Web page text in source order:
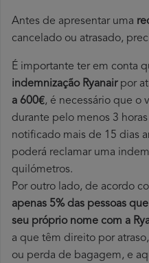
Antes de apresentar uma
cancelado ou atrasado,
É importante ter em conta
indemnização Ryanairpor
a 600€, é necessário que o
durante pelo menos 3
notificado mais de 15 dias
poderá reclamar uma
quilómetros.
Por outro lado, de acordo
apenas 5% das pessoas
seu próprio nome com a
a que têm direito por
ou perda de bagagem, e